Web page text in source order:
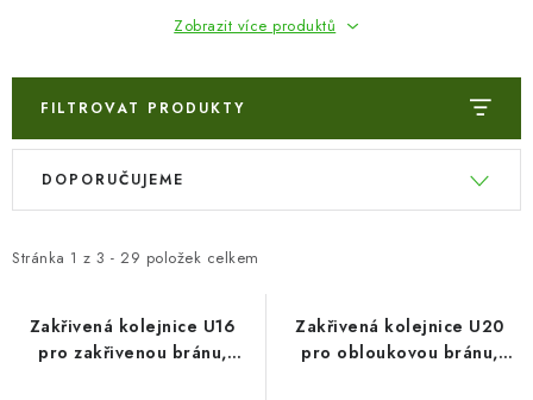
Zobrazit více produktů
FILTROVAT PRODUKTY
V
i
Stránka 1 z 3 - 29 položek celkem
Ř
e
DOPORUČUJEME
Zakřivená kolejnice U16
pro zakřivenou bránu,
Zakřivená kolejnice U20
pro obloukovou bránu,